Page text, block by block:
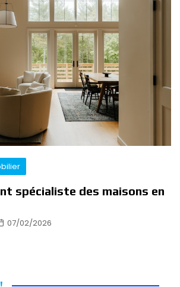
spécialiste des maisons en
07/02/2026